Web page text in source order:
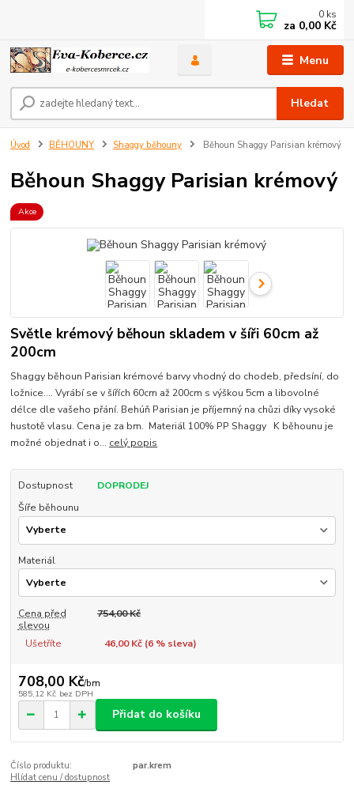
Menu
Hledat
0 ks
za 0,00 Kč
Úvod BĚHOUNY Shaggy běhouny Běhoun Shaggy Parisian krémový
Běhoun Shaggy Parisian krémový
Akce
Světle krémový běhoun skladem v šíři 60cm až
200cm
Shaggy běhoun Parisian krémové barvy vhodný do chodeb, předsíní, do
ložnice.... Vyrábí se v šířích 60cm až 200cm s výškou 5cm a libovolné
délce dle vašeho přání. Behúň Parisian je příjemný na chůzi díky vysoké
hustotě vlasu. Cena je za bm. Materiál 100% PP Shaggy K běhounu je
možné objednat i o... celý popis
Dostupnost
DOPRODEJ
Šíře běhounu
Materiál
Cena před
slevou
754,00 Kč
Ušetříte 46,00 Kč (6% sleva)
708,00 Kč/bm
585,12 Kč bez DPH
Přidat do košíku
Číslo produktu:
par.krem
Hlídat cenu / dostupnost